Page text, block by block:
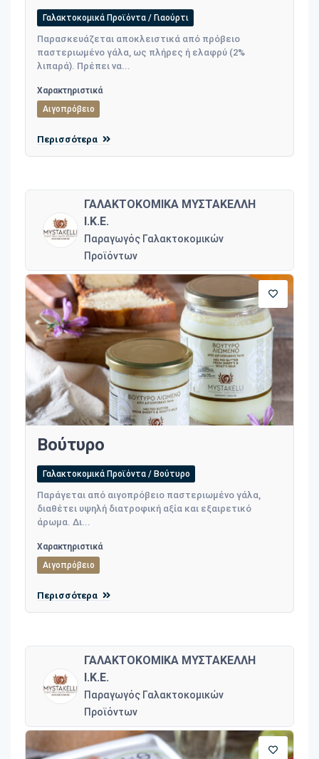
Γαλακτοκομικά Προϊόντα / Γιαούρτι
Παρασκευάζεται αποκλειστικά από πρόβειο
παστεριωμένο γάλα, ως πλήρες ή ελαφρύ (2%
λιπαρά). Πρέπει να...
Χαρακτηριστικά
Αιγοπρόβειο
Περισσότερα
ΓΑΛΑΚΤΟΚΟΜΙΚΑ ΜΥΣΤΑΚΕΛΛΗ
Ι.Κ.Ε.
Παραγωγός Γαλακτοκομικών
Προϊόντων
Βούτυρο
Γαλακτοκομικά Προϊόντα / Βούτυρο
Παράγεται από αιγοπρόβειο παστεριωμένο γάλα,
διαθέτει υψηλή διατροφική αξία και εξαιρετικό
άρωμα. Δι...
Χαρακτηριστικά
Αιγοπρόβειο
Περισσότερα
ΓΑΛΑΚΤΟΚΟΜΙΚΑ ΜΥΣΤΑΚΕΛΛΗ
Ι.Κ.Ε.
Παραγωγός Γαλακτοκομικών
Προϊόντων